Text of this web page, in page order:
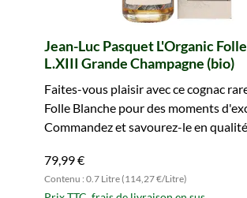
Jean-Luc Pasquet L'Organic
L.XIII Grande Champagne (bio)
Faites-vous plaisir avec ce cognac
Folle Blanche pour des moments
Commandez et savourez-le en
79,99 €
Contenu : 0.7 Litre (114,27 €/Litre)